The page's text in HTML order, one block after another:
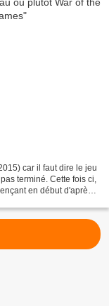
car il faut dire le jeu
terminé. Cette fois ci,
en début d'après